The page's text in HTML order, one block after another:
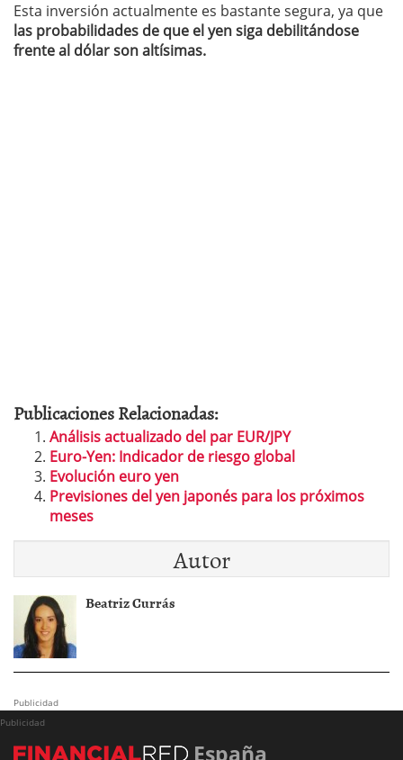
Esta inversión actualmente es bastante segura, ya que
las probabilidades de que el yen siga debilitándose
frente al dólar son altísimas.
Publicaciones Relacionadas:
Análisis actualizado del par EUR/JPY
Euro-Yen: Indicador de riesgo global
Evolución euro yen
Previsiones del yen japonés para los próximos
meses
Autor
Beatriz Currás
Publicidad
Publicidad
España